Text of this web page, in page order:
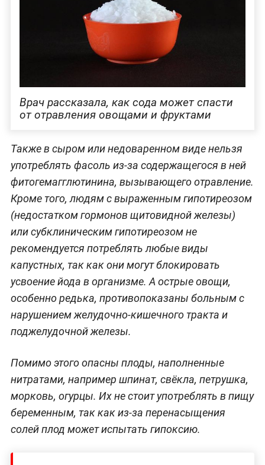
Врач рассказала, как сода может спасти
от отравления овощами и фруктами
Также в сыром или недоваренном виде нельзя
употреблять фасоль из-за содержащегося в ней
фитогемагглютинина, вызывающего отравление.
Кроме того, людям с выраженным гипотиреозом
(недостатком гормонов щитовидной железы)
или субклиническим гипотиреозом не
рекомендуется потреблять любые виды
капустных, так как они могут блокировать
усвоение йода в организме. А острые овощи,
особенно редька, противопоказаны больным с
нарушением желудочно-кишечного тракта и
поджелудочной железы.
Помимо этого опасны плоды, наполненные
нитратами, например шпинат, свёкла, петрушка,
морковь, огурцы. Их не стоит употреблять в пищу
беременным, так как из-за перенасыщения
солей плод может испытать гипоксию.